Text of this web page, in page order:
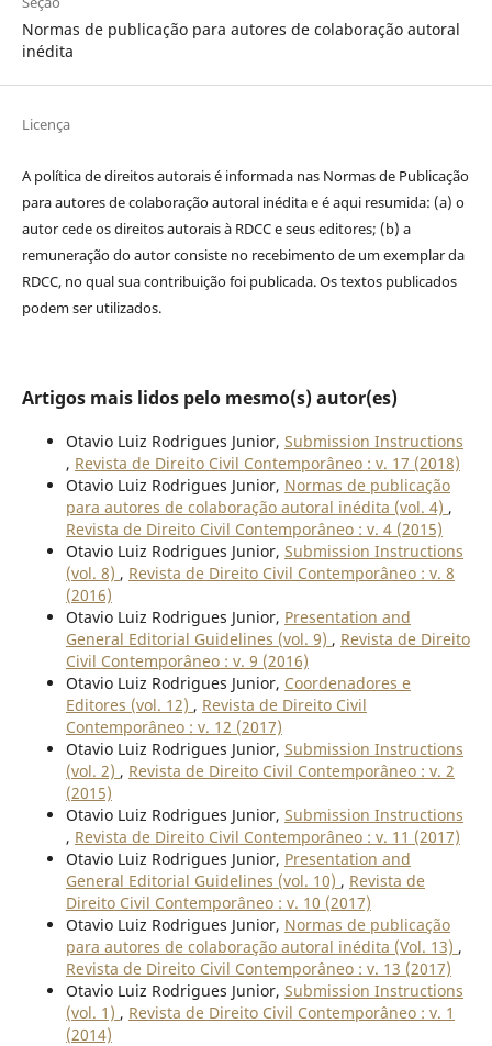
Normas de publicação para autores de colaboração autoral
inédita
Licença
A política de direitos autorais é informada nas Normas de Publicação
para autores de colaboração autoral inédita e é aqui resumida: (a) o
autor cede os direitos autorais à RDCC e seus editores; (b) a
remuneração do autor consiste no recebimento de um exemplar da
RDCC, no qual sua contribuição foi publicada. Os textos publicados
podem ser utilizados.
Artigos mais lidos pelo mesmo(s) autor(es)
Otavio Luiz Rodrigues Junior, Submission Instructions
, Revista de Direito Civil Contemporâneo : v. 17 (2018)
Otavio Luiz Rodrigues Junior, Normas de publicação
para autores de colaboração autoral inédita (vol. 4) ,
Revista de Direito Civil Contemporâneo : v. 4 (2015)
Otavio Luiz Rodrigues Junior, Submission Instructions
(vol. 8) , Revista de Direito Civil Contemporâneo : v. 8
(2016)
Otavio Luiz Rodrigues Junior, Presentation and
General Editorial Guidelines (vol. 9) , Revista de Direito
Civil Contemporâneo : v. 9 (2016)
Otavio Luiz Rodrigues Junior, Coordenadores e
Editores (vol. 12) , Revista de Direito Civil
Contemporâneo : v. 12 (2017)
Otavio Luiz Rodrigues Junior, Submission Instructions
(vol. 2) , Revista de Direito Civil Contemporâneo : v. 2
(2015)
Otavio Luiz Rodrigues Junior, Submission Instructions
, Revista de Direito Civil Contemporâneo : v. 11 (2017)
Otavio Luiz Rodrigues Junior, Presentation and
General Editorial Guidelines (vol. 10) , Revista de
Direito Civil Contemporâneo : v. 10 (2017)
Otavio Luiz Rodrigues Junior, Normas de publicação
para autores de colaboração autoral inédita (Vol. 13) ,
Revista de Direito Civil Contemporâneo : v. 13 (2017)
Otavio Luiz Rodrigues Junior, Submission Instructions
(vol. 1) , Revista de Direito Civil Contemporâneo : v. 1
(2014)